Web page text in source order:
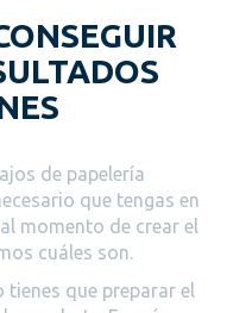
de papelería
que tengas en
momento de crear el
cuáles son.
tienes que preparar el